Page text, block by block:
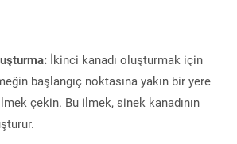
İkinci kanadı oluşturmak için
başlangıç noktasına yakın bir yere
çekin. Bu ilmek, sinek kanadının